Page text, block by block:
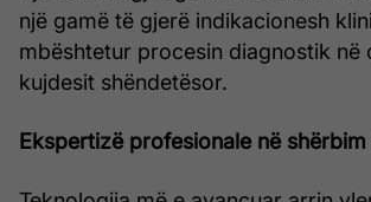
një gamë të gjerë indikacionesh
mbështetur procesin diagnostik në
kujdesit shëndetësor.
Ekspertizë profesionale në